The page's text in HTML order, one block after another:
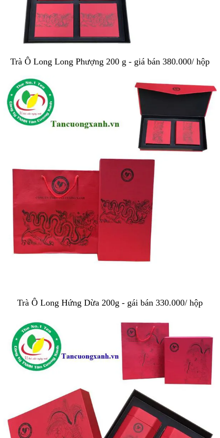
Trà Ô Long Long Phượng 200 g - giá bán 380.000/ hộp
Trà Ô Long Hứng Dừa 200g - gái bán 330.000/ hộp